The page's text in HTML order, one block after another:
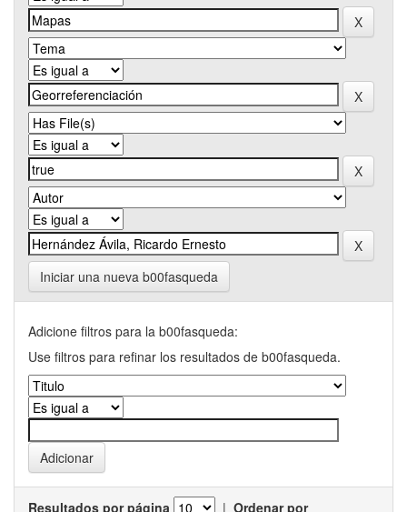
Iniciar una nueva b00fasqueda
Adicione filtros para la b00fasqueda:
Use filtros para refinar los resultados de b00fasqueda.
Resultados por página | Ordenar por